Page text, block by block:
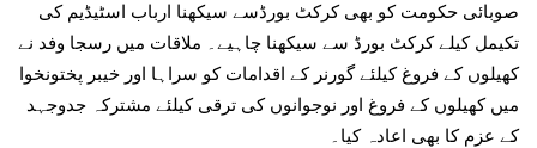
صوبائی حکومت کو بھی کرکٹ بورڈسے سیکھنا ارباب اسٹیڈیم کی
تکیمل کیلے کرکٹ بورڈ سے سیکھنا چاہیے۔ ملاقات میں رسجا وفد نے
کھیلوں کے فروغ کیلئے گورنر کے اقدامات کو سراہا اور خیبر پختونخوا
میں کھیلوں کے فروغ اور نوجوانوں کی ترقی کیلئے مشترکہ جدوجہد
کے عزم کا بھی اعادہ کیا۔